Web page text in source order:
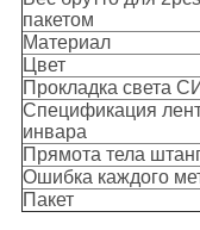
пакетом
Материал
Цвет
Прокладка света
Спецификация
инвара
Прямота тела
Ошибка каждого
Пакет